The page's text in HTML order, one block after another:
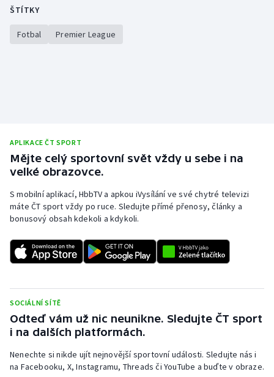
Motorsport
Plážový volejbal
Ragby
Rychlobruslení
Rychlostní kanoistika
Short track
Sportovní střelba
Stolní tenis
Triatlon
ŠTÍTKY
Fotbal Premier League
APLIKACE ČT SPORT
Mějte celý sportovní svět vždy u sebe i na
velké obrazovce.
S mobilní aplikací, HbbTV a apkou iVysílání ve své chytré televizi
máte ČT sport vždy po ruce. Sledujte přímé přenosy, články a
bonusový obsah kdekoli a kdykoli.
SOCIÁLNÍ SÍTĚ
Odteď vám už nic neunikne. Sledujte ČT sport
i na dalších platformách.
Nenechte si nikde ujít nejnovější sportovní události. Sledujte nás i
na Facebooku, X, Instagramu, Threads či YouTube a buďte v obraze.